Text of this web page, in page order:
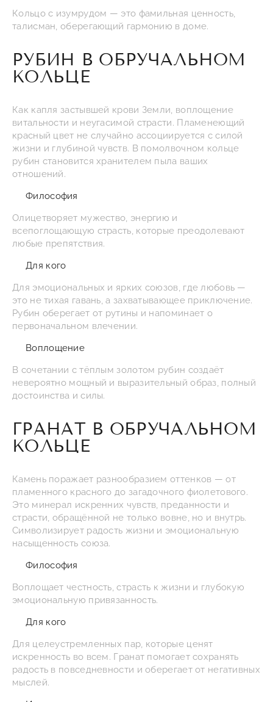
Кольцо с изумрудом — это фамильная ценность,
талисман, оберегающий гармонию в доме.
РУБИН В ОБРУЧАЛЬНОМ
КОЛЬЦЕ
Как капля застывшей крови Земли, воплощение
витальности и неугасимой страсти. Пламенеющий
красный цвет не случайно ассоциируется с силой
жизни и глубиной чувств. В помолвочном кольце
рубин становится хранителем пыла ваших
отношений.
Философия
Олицетворяет мужество, энергию и
всепоглощающую страсть, которые преодолевают
любые препятствия.
Для кого
Для эмоциональных и ярких союзов, где любовь —
это не тихая гавань, а захватывающее приключение.
Рубин оберегает от рутины и напоминает о
первоначальном влечении.
Воплощение
В сочетании с тёплым золотом рубин создаёт
невероятно мощный и выразительный образ, полный
достоинства и силы.
ГРАНАТ В ОБРУЧАЛЬНОМ
КОЛЬЦЕ
Камень поражает разнообразием оттенков — от
пламенного красного до загадочного фиолетового.
Это минерал искренних чувств, преданности и
страсти, обращённой не только вовне, но и внутрь.
Символизирует радость жизни и эмоциональную
насыщенность союза.
Философия
Воплощает честность, страсть к жизни и глубокую
эмоциональную привязанность.
Для кого
Для целеустремленных пар, которые ценят
искренность во всем. Гранат помогает сохранять
радость в повседневности и оберегает от негативных
мыслей.